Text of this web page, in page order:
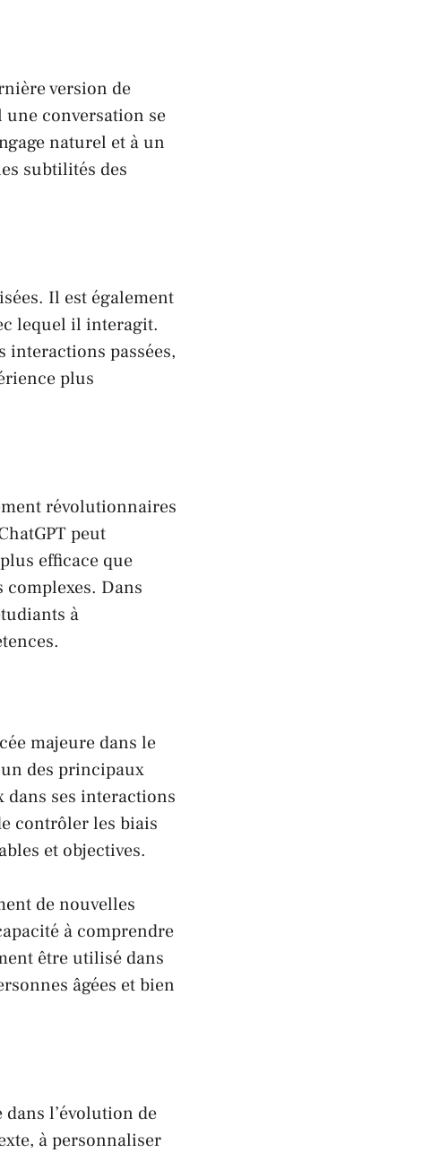
version de
une conversation se
naturel et à un
subtilités des
Il est également
lequel il interagit.
interactions passées,
plus
révolutionnaires
peut
efficace que
Dans
à
majeure dans le
des principaux
dans ses interactions
contrôler les biais
et objectives.
de nouvelles
à comprendre
être utilisé dans
âgées et bien
l’évolution de
à personnaliser